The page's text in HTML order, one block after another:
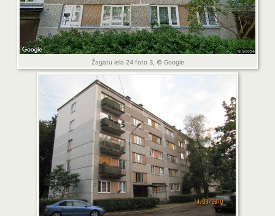
Žagatu iela 24 foto 3, © Google